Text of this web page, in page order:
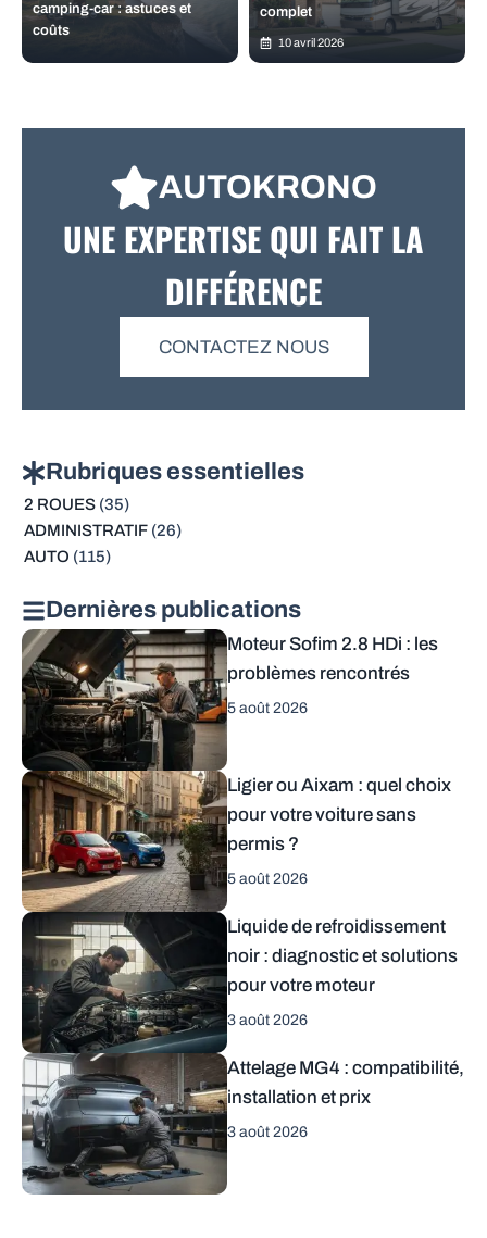
camping-car : astuces et
coûts
complet
10 avril 2026
AUTOKRONO
UNE EXPERTISE QUI FAIT LA
DIFFÉRENCE
CONTACTEZ NOUS
Rubriques essentielles
2 ROUES(35)
ADMINISTRATIF(26)
AUTO (115)
Dernières publications
Moteur Sofim 2.8 HDi : les
problèmes rencontrés
5 août 2026
Ligier ou Aixam : quel choix
pour votre voiture sans
permis ?
5 août 2026
Liquide de refroidissement
noir : diagnostic et solutions
pour votre moteur
3 août 2026
Attelage MG4 : compatibilité,
installation et prix
3 août 2026